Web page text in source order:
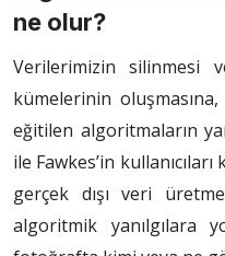
ne olur?
Verilerimizin silinmesi
kümelerinin
eğitilen algoritmaların
ile Fawkes’in
gerçek dışı veri
algoritmik yanılgılara